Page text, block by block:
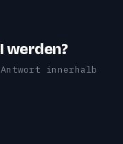
werden?
innerhalb